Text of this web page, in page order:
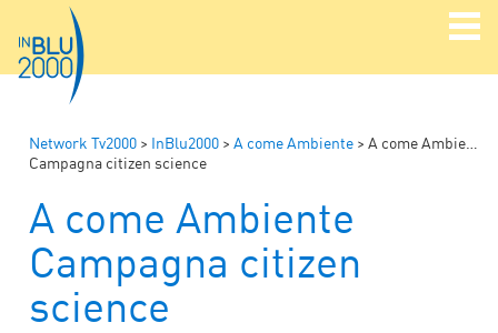
Network Tv2000 > InBlu2000 > A come Ambiente > A come Ambiente
Campagna citizen science
A come Ambiente
Campagna citizen
science